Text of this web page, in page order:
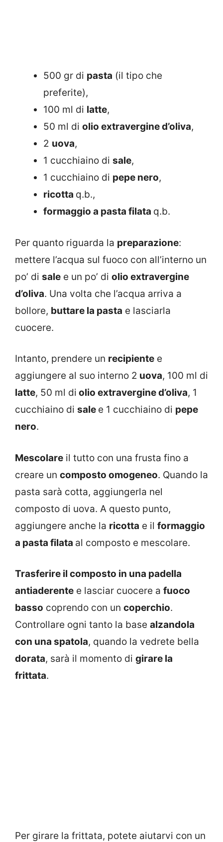
500 gr di pasta (il tipo che
preferite),
100 ml di latte,
50 ml di olio extravergine d’oliva,
2 uova,
1 cucchiaino di sale,
1 cucchiaino di pepe nero,
ricotta q.b.,
formaggio a pasta filata q.b.
Per quanto riguarda la preparazione:
mettere l’acqua sul fuoco con all’interno un
po’ di sale e un po’ di olio extravergine
d’oliva. Una volta che l’acqua arriva a
bollore, buttare la pasta e lasciarla
cuocere.
Intanto, prendere un recipiente e
aggiungere al suo interno 2 uova, 100 ml di
latte, 50 ml di olio extravergine d’oliva, 1
cucchiaino di sale e 1 cucchiaino di pepe
nero.
Mescolare il tutto con una frusta fino a
creare un composto omogeneo. Quando la
pasta sarà cotta, aggiungerla nel
composto di uova. A questo punto,
aggiungere anche la ricotta e il formaggio
a pasta filata al composto e mescolare.
Trasferire il composto in una padella
antiaderente e lasciar cuocere a fuoco
basso coprendo con un coperchio.
Controllare ogni tanto la base alzandola
con una spatola, quando la vedrete bella
dorata, sarà il momento di girare la
frittata.
Per girare la frittata, potete aiutarvi con un